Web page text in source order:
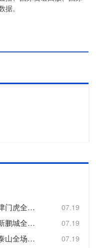
。
2026年07月18日上海申花VS天津津门虎全场比赛录像回放 07.19
2026年07月18日武汉三镇VS深圳新鹏城全场比赛录像回放 07.19
2026年07月18日大连英博VS山东泰山全场比赛录像回放 07.19